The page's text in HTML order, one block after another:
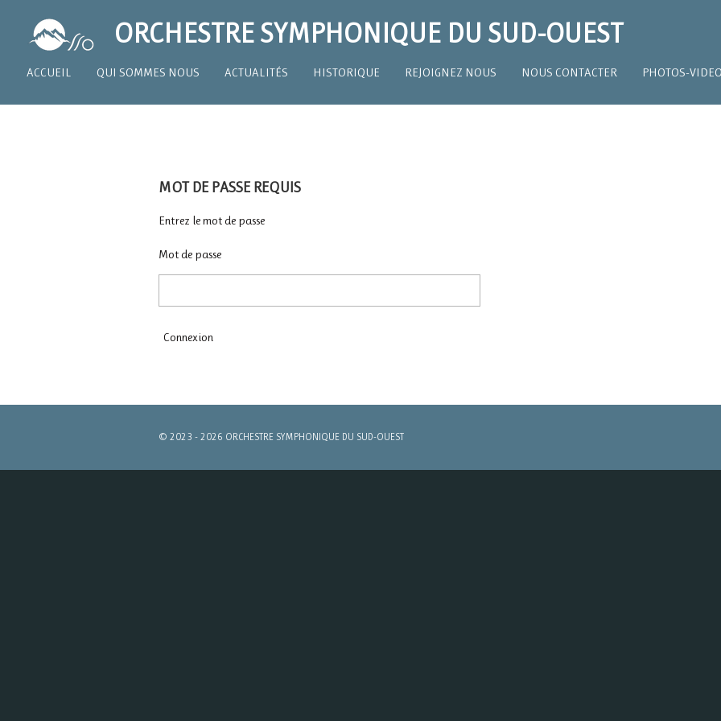
Passer
ORCHESTRE SYMPHONIQUE DU SUD-OUEST
ACCUEIL QUI SOMMES NOUS ACTUALITÉS HISTORIQUE REJOIGNEZ NOUS NOUS CONTACTER PHOTOS-
MOT DE PASSE REQUIS
Entrez le mot de passe
Mot de passe
Connexion
© 2023 - 2026 ORCHESTRE SYMPHONIQUE DU SUD-OUEST